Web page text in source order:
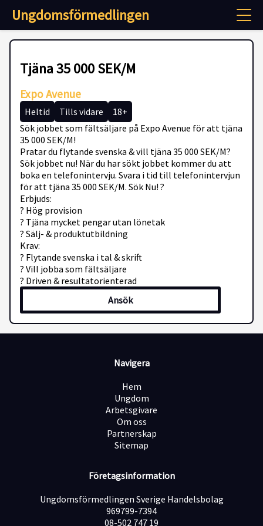
Ungdomsförmedlingen
Tjäna 35 000 SEK/M
Expo Avenue
Heltid Tills vidare
18+
Sök jobbet som fältsäljare på Expo Avenue för att tjäna
35 000 SEK/M!
Pratar du flytande svenska & vill tjäna 35 000 SEK/M?
Sök jobbet nu! När du har sökt jobbet kommer du att
boka en telefonintervju. Svara i tid till telefonintervjun
för att tjäna 35 000 SEK/M. Sök Nu! ?
Erbjuds:
? Hög provision
? Tjäna mycket pengar utan lönetak
? Sälj- & produktutbildning
Krav:
? Flytande svenska i tal & skrift
? Vill jobba som fältsäljare
? Driven & resultatorienterad
Ansök
Navigera
Hem
Ungdom
Arbetsgivare
Om oss
Partnerskap
Sitemap
Företagsinformation
Ungdomsförmedlingen Sverige Handelsbolag
969799-7394
08-502 747 19